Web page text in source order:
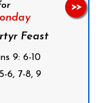
Feast
9: 6-10
6, 7-8, 9
>>